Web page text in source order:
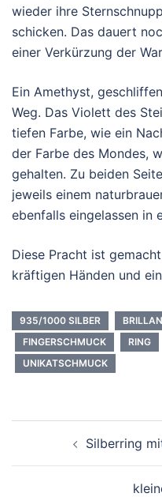
wieder ihre
schicken. Das dauert
einer Verkürzung der
Ein Amethyst,
Weg. Das Violett des
tiefen Farbe, wie ein
der Farbe des Mondes,
gehalten. Zu beiden
jeweils einem
ebenfalls eingelassen in
Diese Pracht ist
kräftigen Händen und
935/1000 SILBER
FINGERSCHMUCK
RING
UNIKATSCHMUCK
Silberring